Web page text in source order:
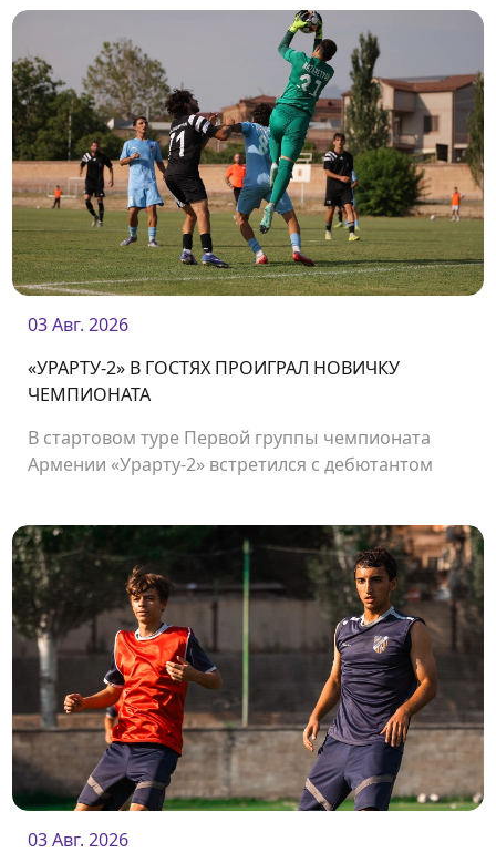
03 Авг. 2026
«УРАРТУ-2» В ГОСТЯХ ПРОИГРАЛ НОВИЧКУ
ЧЕМПИОНАТА
В стартовом туре Первой группы чемпионата
Армении «Урарту-2» встретился с дебютантом
03 Авг. 2026